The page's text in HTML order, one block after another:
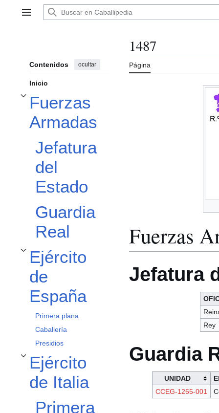
Menú principal
Contenidos ocultar
Inicio
Fuerzas
Armadas
Alternar subsección Fuerzas Armadas
Jefatura
del
Estado
Guardia
Real
Ejército
de
España
Alternar subsección Ejército de España
Primera plana
Caballería
Presidios
Ejército
de Italia
Alternar subsección Ejército de Italia
Primera
1487
Página
Fuerzas
Jefatura
Rey
Guardia
UNIDAD
CCEG-1265-001